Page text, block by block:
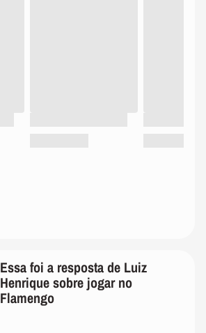
Essa foi a resposta de Luiz
Henrique sobre jogar no
Flamengo